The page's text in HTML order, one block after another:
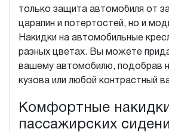
только защита автомобиля от
царапин и потертостей, но и
Накидки на автомобильные
разных цветах. Вы можете
вашему автомобилю, подобрав
кузова или любой контрастный
Комфортные
пассажирских